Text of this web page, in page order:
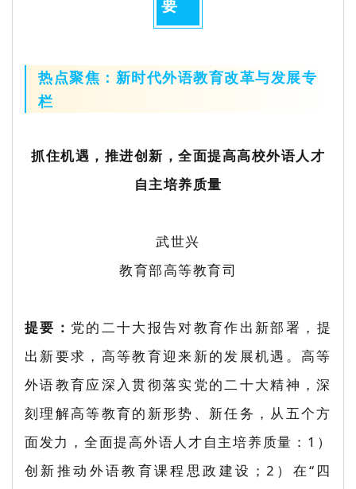
要
热点聚焦：新时代外语教育改革与发展专
栏
抓住机遇，推进创新，全面提高高校外语人才
自主培养质量
武世兴
教育部高等教育司
提要： 党的二十大报告对教育作出新部署，提
出新要求，高等教育迎来新的发展机遇。高等
外语教育应深入贯彻落实党的二十大精神，深
刻理解高等教育的新形势、新任务，从五个方
面发力，全面提高外语人才自主培养质量：1）
创新推动外语教育课程思政建设；2）在“四